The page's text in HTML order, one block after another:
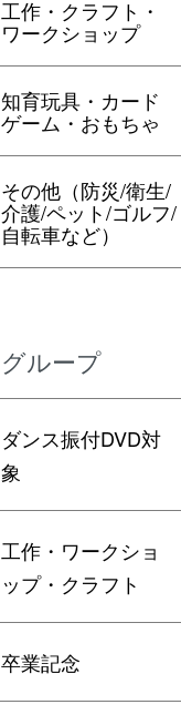
工作・クラフト・
ワークショップ
知育玩具・カード
ゲーム・おもちゃ
その他（防災/衛生/
介護/ペット/ゴルフ/
自転車など）
グループ
ダンス振付DVD対
象
工作・ワークショ
ップ・クラフト
卒業記念